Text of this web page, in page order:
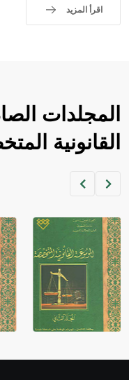
اقرأ المزيد
المجلدات
القانونية